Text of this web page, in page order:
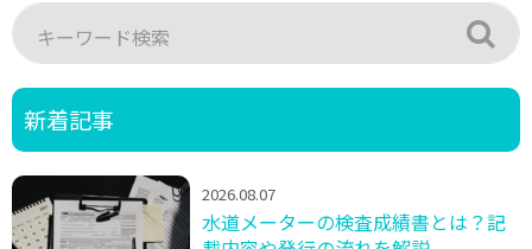
新着記事
2026.08.07
水道メーターの検査成績書とは？記